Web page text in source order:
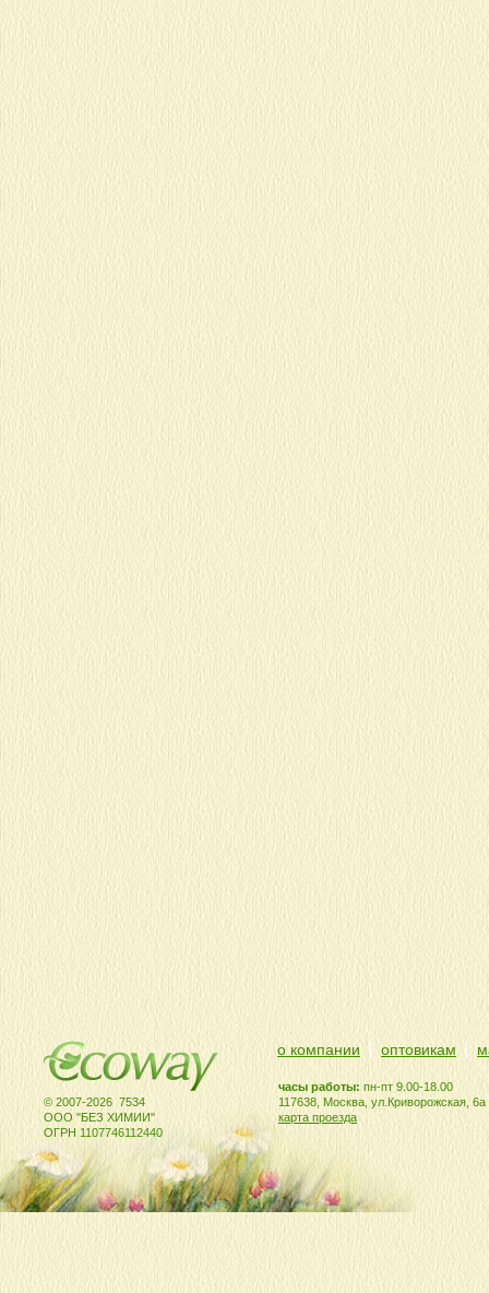
© 2007-2026 7534
ООО "БЕЗ ХИМИИ"
ОГРН 1107746112440
часы работы: пн-пт 9.00-18.00
117638, Москва, ул.Криворожская, 6а
карта проезда
о компании оптовикам